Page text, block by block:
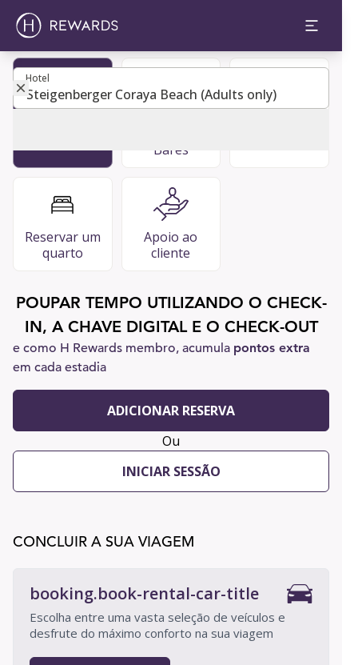
Hotel
Hotel
Bares
Reservar um
quarto
Apoio ao
cliente
POUPAR TEMPO UTILIZANDO O CHECK-
IN, A CHAVE DIGITAL E O CHECK-OUT
e como H Rewards membro, acumula pontos extra
em cada estadia
ADICIONAR RESERVA
Ou
INICIAR SESSÃO
CONCLUIR A SUA VIAGEM
booking.book-rental-car-title
Escolha entre uma vasta seleção de veículos e
desfrute do máximo conforto na sua viagem